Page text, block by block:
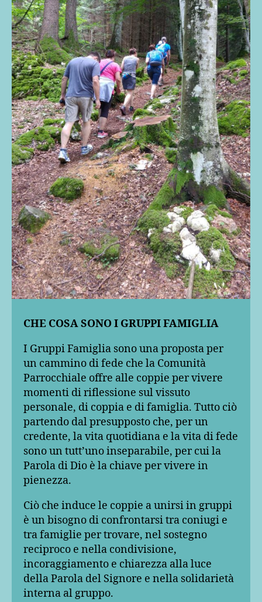
CHE COSA SONO I GRUPPI FAMIGLIA
I Gruppi Famiglia sono una proposta per
un cammino di fede che la Comunità
Parrocchiale offre alle coppie per vivere
momenti di riflessione sul vissuto
personale, di coppia e di famiglia. Tutto ciò
partendo dal presupposto che, per un
credente, la vita quotidiana e la vita di fede
sono un tutt’uno inseparabile, per cui la
Parola di Dio è la chiave per vivere in
pienezza.
Ciò che induce le coppie a unirsi in gruppi
è un bisogno di confrontarsi tra coniugi e
tra famiglie per trovare, nel sostegno
reciproco e nella condivisione,
incoraggiamento e chiarezza alla luce
della Parola del Signore e nella solidarietà
interna al gruppo.